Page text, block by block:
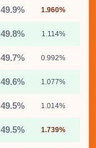
49.9% 1.960%
49.8% 1.114%
49.7% 0.992%
49.6% 1.077%
49.5% 1.014%
49.5% 1.739%